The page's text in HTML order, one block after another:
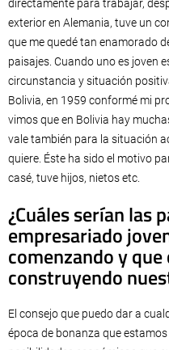
directamente para trabajar,
exterior en Alemania, tuve un
que me quedé tan enamorado
paisajes. Cuando uno es joven
circunstancia y situación
Bolivia, en 1959 conformé mi
vimos que en Bolivia hay
vale también para la situación
quiere. Éste ha sido el motivo
casé, tuve hijos, nietos etc.
¿Cuáles serían las
empresariado
comenzando y
construyendo
El consejo que puedo dar a
época de bonanza que